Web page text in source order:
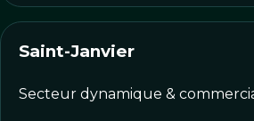
Saint-Janvier
Secteur dynamique &